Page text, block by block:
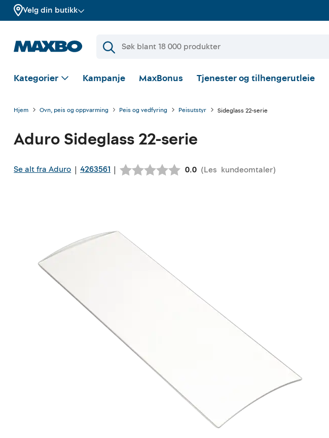
Velg din butikk
Kategorier Kampanje MaxBonus Tjenester og tilhengerutleie
Hjem Ovn, peis og oppvarming Peis og vedfyring Peisutstyr Sideglass 22-serie
Aduro Sideglass 22-serie
Se alt fra Aduro | 4263561 | Gjennomsnittskarakter:
0.0 (Les kundeomtaler)